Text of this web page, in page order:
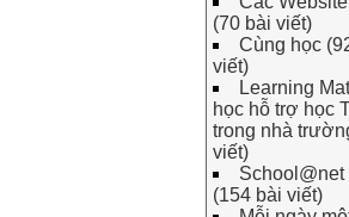
(70 bài viết)
Cùng học
viết)
Learning
học hỗ trợ học
trong nhà
viết)
School@net
(154 bài viết)